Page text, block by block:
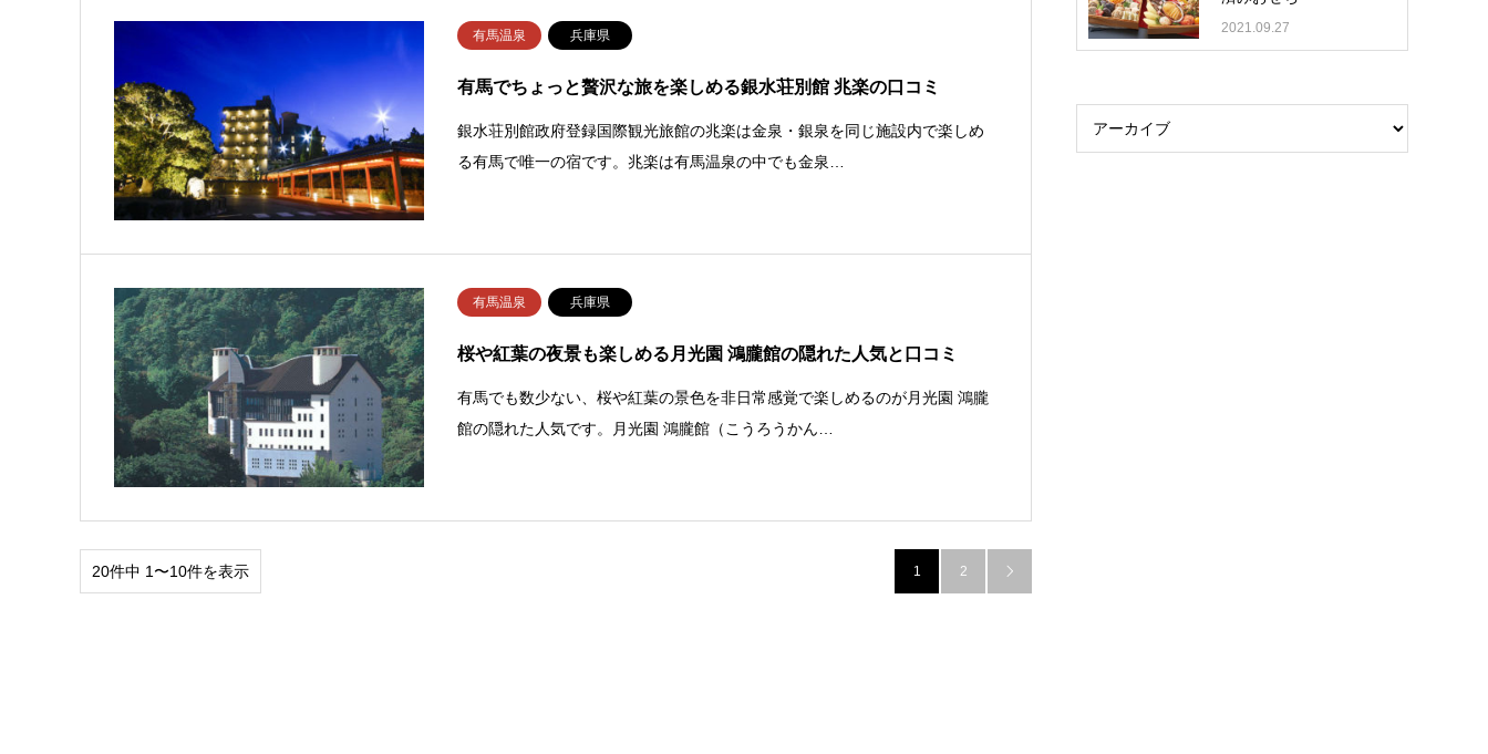
有馬温泉 兵庫県
有馬でちょっと贅沢な旅を楽しめる銀水荘別館 兆楽の口コミ
銀水荘別館政府登録国際観光旅館の兆楽は金泉・銀泉を同じ施設内で楽しめ
る有馬で唯一の宿です。兆楽は有馬温泉の中でも金泉…
有馬温泉 兵庫県
桜や紅葉の夜景も楽しめる月光園 鴻朧館の隠れた人気と口コミ
有馬でも数少ない、桜や紅葉の景色を非日常感覚で楽しめるのが月光園 鴻朧
館の隠れた人気です。月光園 鴻朧館（こうろうかん…
20件中 1〜10件を表示 1 2 
2021.09.27